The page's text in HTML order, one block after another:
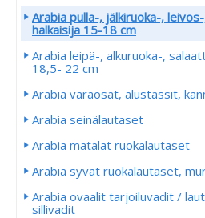
Arabia pulla-, jälkiruoka-,
halkaisija 15-18 cm
Arabia leipä-, alkuruoka-,
18,5- 22 cm
Arabia varaosat, alustassit,
Arabia seinälautaset
Arabia matalat ruokalautaset
Arabia syvät ruokalautaset,
Arabia ovaalit tarjoiluvadit /
sillivadit